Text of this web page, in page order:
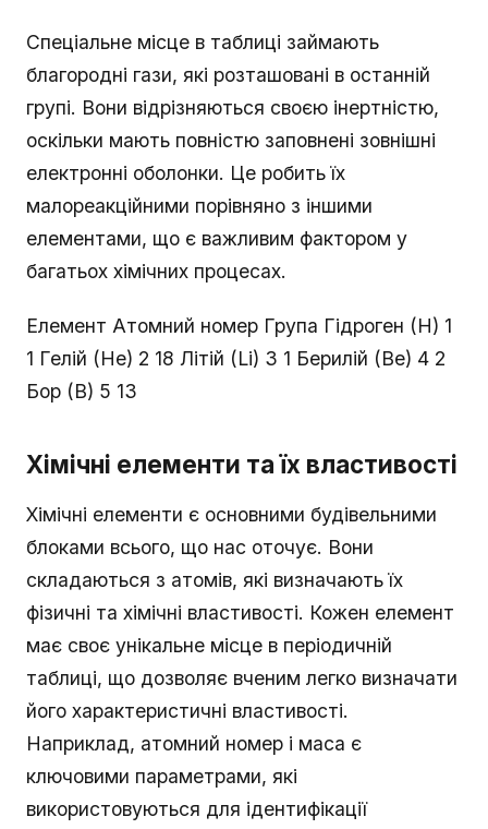
Спеціальне місце в таблиці займають
благородні гази, які розташовані в останній
групі. Вони відрізняються своєю інертністю,
оскільки мають повністю заповнені зовнішні
електронні оболонки. Це робить їх
малореакційними порівняно з іншими
елементами, що є важливим фактором у
багатьох хімічних процесах.
Елемент Атомний номер Група Гідроген (H) 1
1 Гелій (He) 2 18 Літій (Li) 3 1 Берилій (Be) 4 2
Бор (B) 5 13
Хімічні елементи та їх властивості
Хімічні елементи є основними будівельними
блоками всього, що нас оточує. Вони
складаються з атомів, які визначають їх
фізичні та хімічні властивості. Кожен елемент
має своє унікальне місце в періодичній
таблиці, що дозволяє вченим легко визначати
його характеристичні властивості.
Наприклад, атомний номер і маса є
ключовими параметрами, які
використовуються для ідентифікації